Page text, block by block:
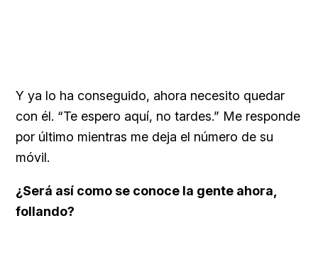
Y ya lo ha conseguido, ahora necesito quedar
con él. “Te espero aquí, no tardes.” Me responde
por último mientras me deja el número de su
móvil.
¿Será así como se conoce la gente ahora,
follando?